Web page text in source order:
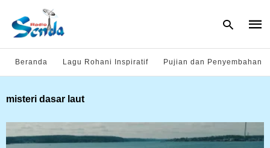
and
hit
Beranda Lagu Rohani Inspiratif Pujian dan Penyembahan
misteri dasar laut